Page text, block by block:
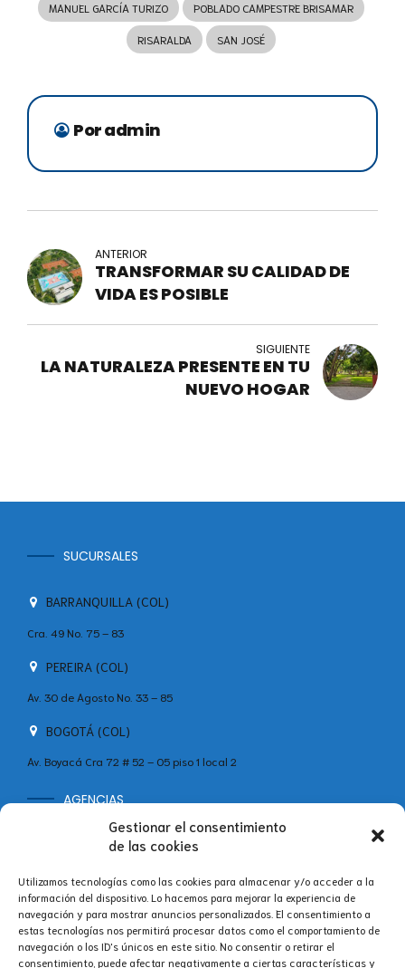
Gestionar el consentimiento
de las cookies
Utilizamos tecnologías como las cookies para almacenar y/o acceder a la
información del dispositivo. Lo hacemos para mejorar la experiencia de
navegación y para mostrar anuncios personalizados. El consentimiento a
estas tecnologías nos permitirá procesar datos como el comportamiento de
navegación o los ID's únicos en este sitio. No consentir o retirar el
consentimiento, puede afectar negativamente a ciertas características y
MANUEL GARCÍA TURIZO POBLADO CAMPESTRE BRISAMAR
RISARALDA SAN JOSÉ
Por admin
ANTERIOR
TRANSFORMAR SU CALIDAD DE
VIDA ES POSIBLE
SIGUIENTE
LA NATURALEZA PRESENTE EN TU
NUEVO HOGAR
SUCURSALES
BARRANQUILLA (COL)
Cra. 49 No. 75 – 83
PEREIRA (COL)
Av. 30 de Agosto No. 33 – 85
BOGOTÁ (COL)
Av. Boyacá Cra 72 # 52 – 05 piso 1 local 2
AGENCIAS
MADRID (ESP)
+34 642 60 46 11
España